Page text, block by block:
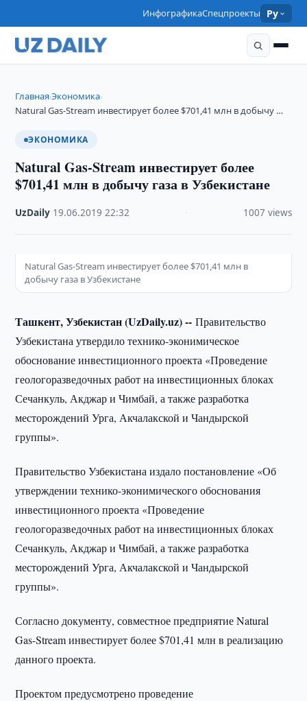
ИнфографикаСпецпроекты Ру
Главная›Экономика›
Natural Gas-Stream инвестирует более $701,41 млн в добычу …
ЭКОНОМИКА
Natural Gas-Stream инвестирует более
$701,41 млн в добычу газа в Узбекистане
UzDaily 19.06.2019 ·22:32 1007 views
Natural Gas-Stream инвестирует более $701,41 млн в
добычу газа в Узбекистане
Ташкент, Узбекистан (UzDaily.uz) --Правительство
Узбекистана утвердило технико-эконимическое
обоснование инвестиционного проекта «Проведение
геологоразведочных работ на инвестиционных блоках
Сечанкуль, Акджар и Чимбай, а также разработка
месторождений Урга, Акчалакской и Чандырской
группы».
Правительство Узбекистана издало постановление «Об
утверждении технико-эконимического обоснования
инвестиционного проекта «Проведение
геологоразведочных работ на инвестиционных блоках
Сечанкуль, Акджар и Чимбай, а также разработка
месторождений Урга, Акчалакской и Чандырской
группы».
Согласно документу, совместное предприятие Natural
Gas-Stream инвестирует более $701,41 млн в реализацию
данного проекта.
Проектом предусмотрено проведение